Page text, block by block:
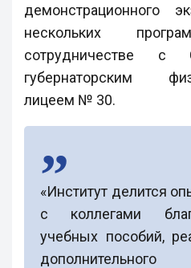
демонстрационного
нескольких
сотрудничестве с
губернаторским
лицеем № 30.
«Институт делится
с коллегами
учебных пособий,